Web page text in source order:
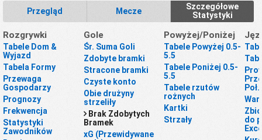
Przegląd Mecze
Szczegółowe
Statystyki
Rozgrywki
Tabele Dom &
Wyjazd
Tabela Formy
Przewaga
Gospodarzy
Prognozy
Frekwencja
Statystyki
Zawodników
Gole
Śr. Suma Goli
Zdobyte bramki
Stracone bramki
Czyste konto
Obie drużyny
strzeliły
Brak Zdobytych
Bramek
xG (Przewidywane
Powyżej/Poniżej
Tabele Powyżej 0.5-
5.5
Tabele Poniżej 0.5-
5.5
Tabele rzutów
rożnych
Kartki
Strzały
Poł.
do